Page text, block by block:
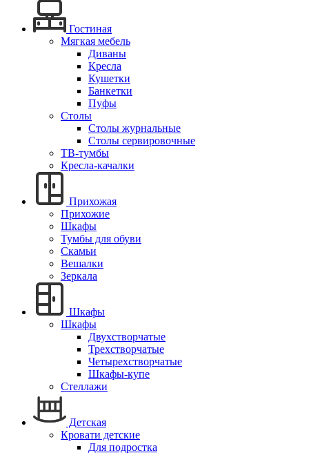
Гостиная
Мягкая мебель
Диваны
Кресла
Кушетки
Банкетки
Пуфы
Столы
Столы журнальные
Столы сервировочные
ТВ-тумбы
Кресла-качалки
Прихожая
Прихожие
Шкафы
Тумбы для обуви
Скамьи
Вешалки
Зеркала
Шкафы
Шкафы
Двухстворчатые
Трехстворчатые
Четырехстворчатые
Шкафы-купе
Стеллажи
Детская
Кровати детские
Для подростка